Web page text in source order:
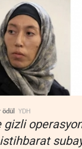
YDH
gizli